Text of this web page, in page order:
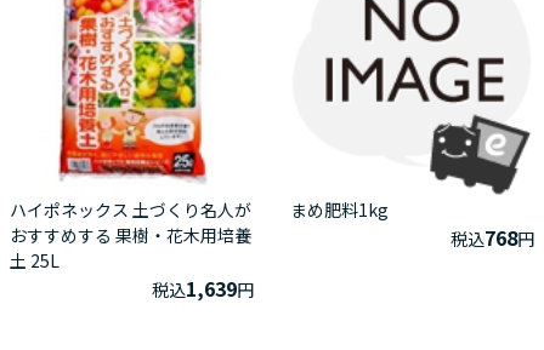
ハイポネックス 土づくり名人が
おすすめする 果樹・花木用培養
土 25L
税込1,639円
まめ肥料1kg
税込768円